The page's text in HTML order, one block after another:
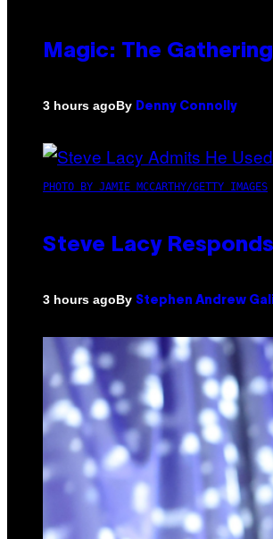
Magic: The
3 hours agoBy Denny Connolly
PHOTO BY JAMIE MCCARTHY/GETTY IMAGES
Steve Lacy
3 hours agoBy Stephen Andrew